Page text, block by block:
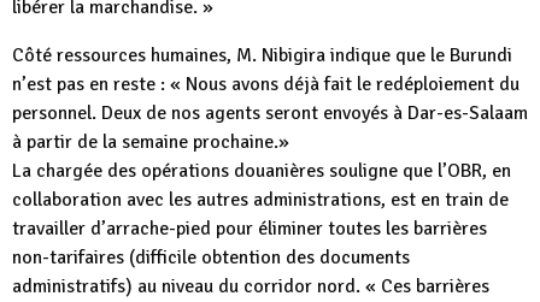
libérer la marchandise. »
Côté ressources humaines, M. Nibigira indique que le Burundi
n’est pas en reste : « Nous avons déjà fait le redéploiement du
personnel. Deux de nos agents seront envoyés à Dar-es-Salaam
à partir de la semaine prochaine.»
La chargée des opérations douanières souligne que l’OBR, en
collaboration avec les autres administrations, est en train de
travailler d’arrache-pied pour éliminer toutes les barrières
non-tarifaires (difficile obtention des documents
administratifs) au niveau du corridor nord. « Ces barrières